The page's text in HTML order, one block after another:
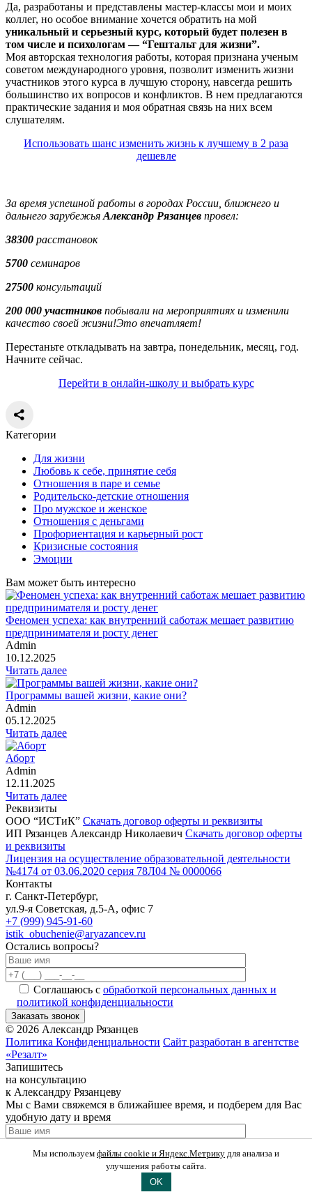
Да, разработаны и представлены мастер-классы мои и моих
коллег, но особое внимание хочется обратить на мой
уникальный и серьезный курс, который будет полезен в
том числе и психологам — “Гештальт для жизни”.
Моя авторская технология работы, которая признана ученым
советом международного уровня, позволит изменить жизни
участников этого курса в лучшую сторону, навсегда решить
большинство их вопросов и конфликтов. В нем предлагаются
практические задания и моя обратная связь на них всем
слушателям.
Использовать шанс изменить жизнь к лучшему в 2 раза
дешевле
За время успешной работы в городах России, ближнего и
дальнего зарубежья Александр Рязанцев провел:
38300 расстановок
5700 семинаров
27500 консультаций
200 000 участников побывали на мероприятиях и изменили
качество своей жизни!Это впечатляет!
Перестаньте откладывать на завтра, понедельник, месяц, год.
Начните сейчас.
Перейти в онлайн-школу и выбрать курс
Категории
Для жизни
Любовь к себе, принятие себя
Отношения в паре и семье
Родительско-детские отношения
Про мужское и женское
Отношения с деньгами
Профориентация и карьерный рост
Кризисные состояния
Эмоции
Вам может быть интересно
Феномен успеха: как внутренний саботаж мешает развитию
предпринимателя и росту денег
Admin
10.12.2025
Читать далее
Программы вашей жизни, какие они?
Admin
05.12.2025
Читать далее
Аборт
Admin
12.11.2025
Читать далее
Реквизиты
ООО “ИСТиК” Скачать договор оферты и реквизиты
ИП Рязанцев Александр Николаевич Скачать договор оферты
и реквизиты
Лицензия на осуществление образовательной деятельности
№4174 от 03.06.2020 серия 78Л04 № 0000066
Контакты
г. Санкт-Петербург,
ул.9-я Советская, д.5-А, офис 7
+7 (999) 945-91-60
istik_obuchenie@aryazancev.ru
Остались вопросы?
Соглашаюсь с обработкой персональных данных и
политикой конфиденциальности
Заказать звонок
© 2026 Александр Рязанцев
Политика Конфиденциальности Сайт разработан в агентстве
«Резалт»
Запишитесь
на консультацию
к Александру Рязанцеву
Мы с Вами свяжемся в ближайшее время, и подберем для Вас
удобную дату и время
Соглашаюсь собработкой персональных данных и
политикой конфиденциальности
Мы используем файлы cookie и Яндекс.Метрику для анализа и
улучшения работы сайта.
OK